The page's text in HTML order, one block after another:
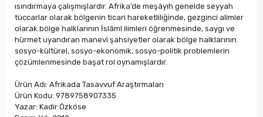
ısındırmaya çalışmışlardır. Afrika’de meşâyıh genelde seyyah
tüccarlar olarak bölgenin ticari hareketliliğinde, gezginci alimler
olarak bölge halklarının İslâmî ilimleri öğrenmesinde, saygı ve
hürmet uyandıran manevî şahsiyetler olarak bölge halklarının
sosyo-kültürel, sosyo-ekonomik, sosyo-politik problemlerin
çözümlenmesinde başat rol oynamışlardır.
Ürün Adı: Afrikada Tasavvuf Araştırmaları
Ürün Kodu: 9789758907335
Yazar: Kadir Özköse